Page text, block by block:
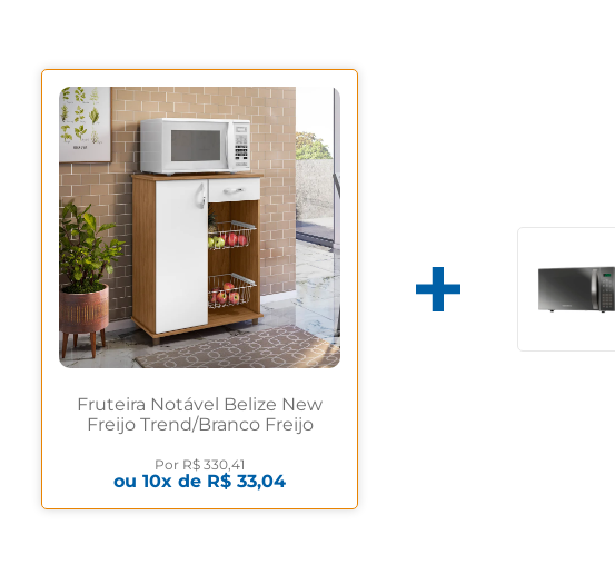
Fruteira Notável Belize New
Freijo Trend/Branco Freijo
Por R$ 330,41
ou 10x de R$ 33,04